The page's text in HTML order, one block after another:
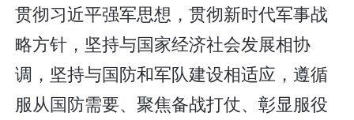
贯彻习近平强军思想，贯彻新时代军事战
略方针，坚持与国家经济社会发展相协
调，坚持与国防和军队建设相适应，遵循
服从国防需要、聚焦备战打仗、彰显服役